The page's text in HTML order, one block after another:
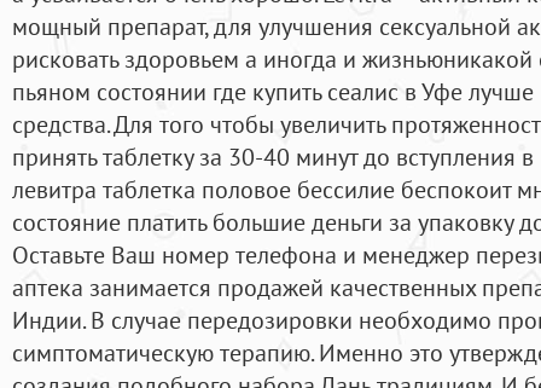
мощный препарат, для улучшения сексуальной
рисковать здоровьем а иногда и жизньюникакой
пьяном состоянии где купить сеалис в Уфе лучше
средства. Для того чтобы увеличить
принять таблетку за 30-40 минут до вступления
левитра таблетка половое бессилие беспокоит
состояние платить большие деньги за упаковку
Оставьте Ваш номер телефона и менеджер
аптека занимается продажей качественных
Индии. В случае передозировки необходимо
симптоматическую терапию. Именно это